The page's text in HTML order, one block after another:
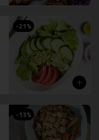
-21%
-13%